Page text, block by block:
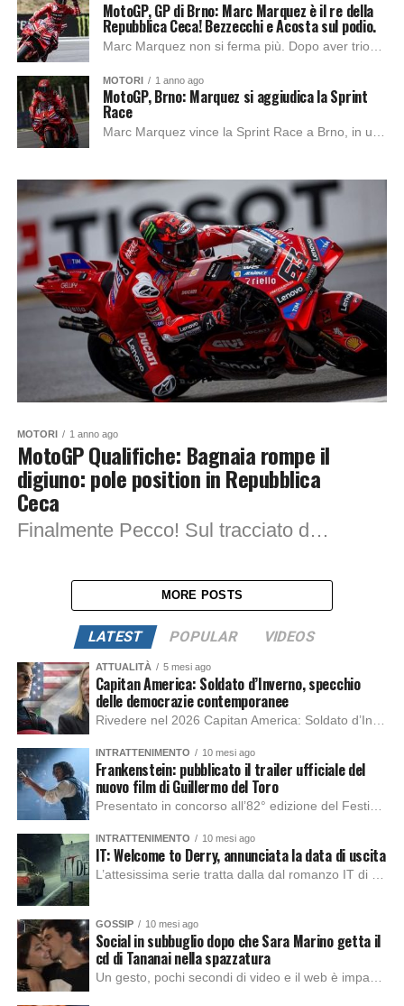
MotoGP, GP di Brno: Marc Marquez è il re della
Repubblica Ceca! Bezzecchi e Acosta sul podio.
Marc Marquez non si ferma più. Dopo aver trionfato nella Sprint Race di Brno, il fenomeno di Cervera si prende anche la gara lunga, imponendo il...
MOTORI 1 anno ago
MotoGP, Brno: Marquez si aggiudica la Sprint
Race
Marc Marquez vince la Sprint Race a Brno, in una gara che ha regalato colpi di scena, duelli e tensione… anche nei manometri. Lo Spagnolo ha...
MOTORI 1 anno ago
MotoGP Qualifiche: Bagnaia rompe il
digiuno: pole position in Repubblica
Ceca
Finalmente Pecco! Sul tracciato di Brno, in Repubblica Ceca, Pecco si prende con autorità la prima pole position della stagione 2025. Il pilota Italiano ha stampato un...
MORE POSTS
LATEST POPULAR VIDEOS
ATTUALITÀ 5 mesi ago
Capitan America: Soldato d’Inverno, specchio
delle democrazie contemporanee
INTRATTENIMENTO 10 mesi ago
Frankenstein: pubblicato il trailer ufficiale del
nuovo film di Guillermo del Toro
INTRATTENIMENTO 10 mesi ago
IT: Welcome to Derry, annunciata la data di uscita
GOSSIP 10 mesi ago
Social in subbuglio dopo che Sara Marino getta il
cd di Tananai nella spazzatura